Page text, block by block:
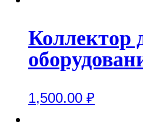
Коллектор
1,500.00 ₽